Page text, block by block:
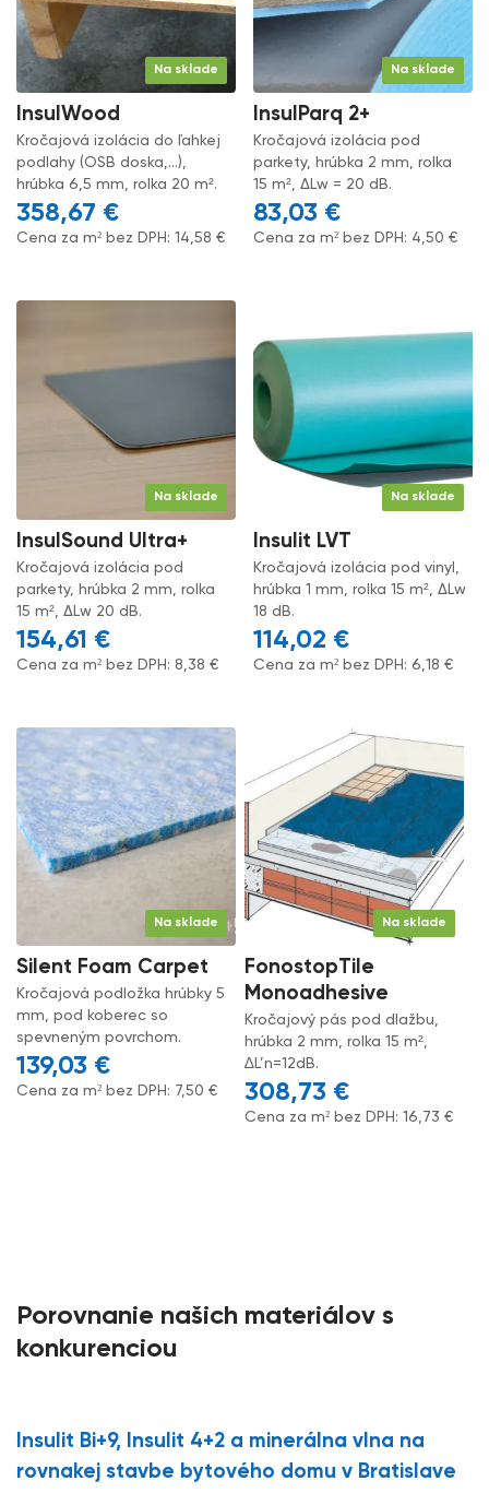
Na sklade
InsulWood
Kročajová izolácia do ľahkej
podlahy (OSB doska,...),
hrúbka 6,5 mm, rolka 20 m².
358,67 €
Cena za m² bez DPH: 14,58 €
Na sklade
InsulParq 2+
Kročajová izolácia pod
parkety, hrúbka 2 mm, rolka
15 m², ΔLw = 20 dB.
83,03 €
Cena za m² bez DPH: 4,50€
Na sklade
InsulSound Ultra+
Kročajová izolácia pod
parkety, hrúbka 2 mm, rolka
15 m², ΔLw 20 dB.
154,61 €
Cena za m² bez DPH: 8,38 €
Na sklade
Insulit LVT
Kročajová izolácia pod vinyl,
hrúbka 1 mm, rolka 15 m², ΔLw
18 dB.
114,02 €
Cena za m² bez DPH:6,18€
Na sklade
Silent Foam Carpet
Kročajová podložka hrúbky 5
mm, pod koberec so
spevneným povrchom.
139,03 €
Cena za m² bez DPH: 7,50 €
Na sklade
FonostopTile
Monoadhesive
Kročajový pás pod dlažbu,
hrúbka 2 mm, rolka 15 m²,
∆L’n=12dB.
308,73 €
Cena za m² bez DPH: 16,73 €
Porovnanie našich materiálov s
konkurenciou
Insulit Bi+9, Insulit 4+2 a minerálna vlna na
rovnakej stavbe bytového domu v Bratislave